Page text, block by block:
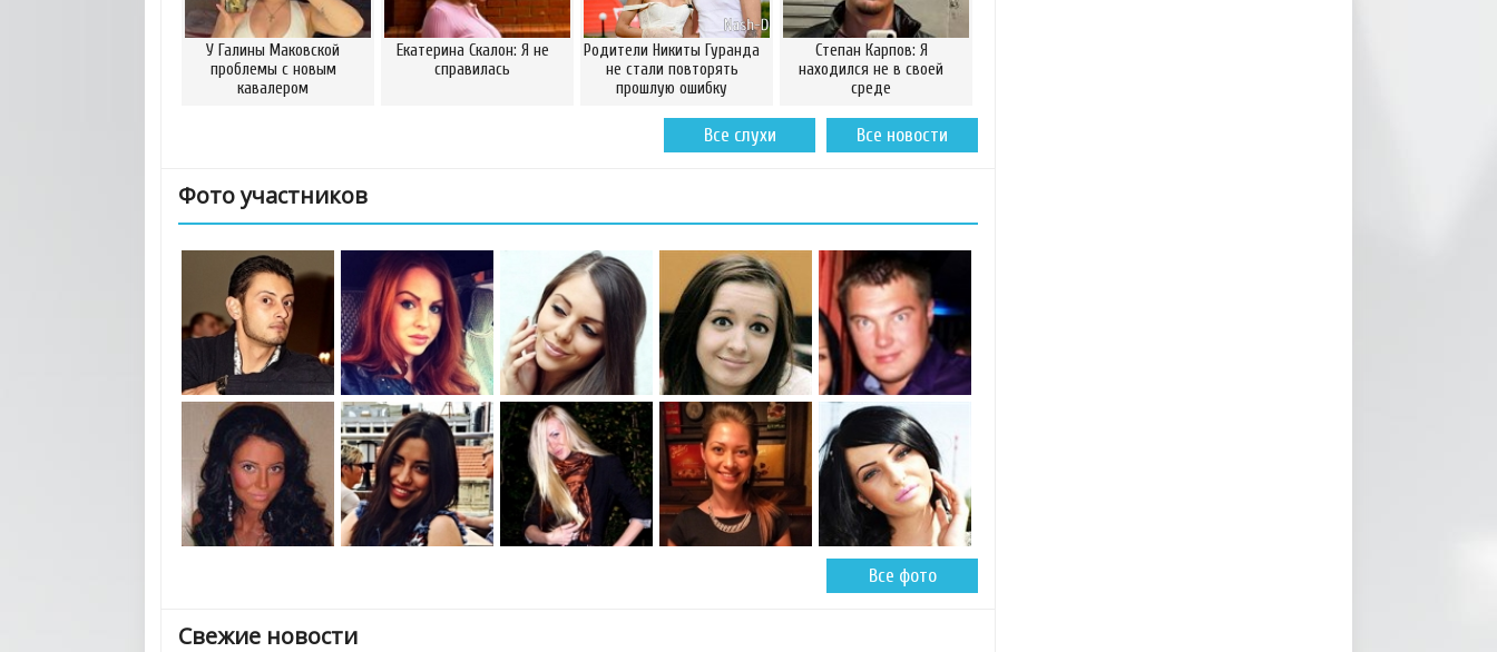
У Галины Маковской
проблемы с новым
кавалером
Екатерина Скалон: Я не
справилась
Родители Никиты Гуранда
не стали повторять
прошлую ошибку
Степан Карпов: Я
находился не в своей
среде
Все новости
Все слухи
Фото участников
Все фото
Свежие новости